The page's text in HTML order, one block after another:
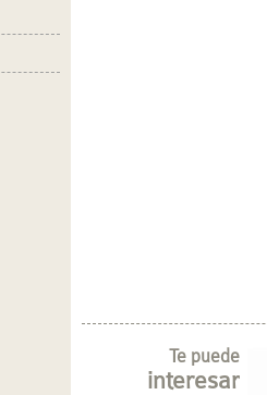
Te puede
interesar